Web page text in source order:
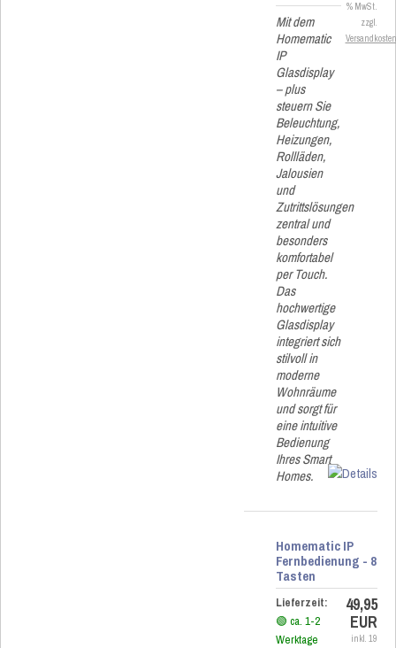
Mit dem
Homematic
IP
Glasdisplay
– plus
steuern Sie
Beleuchtung,
Heizungen,
Rollläden,
Jalousien
und
Zutrittslösungen
zentral und
besonders
komfortabel
per Touch.
Das
hochwertige
Glasdisplay
integriert sich
stilvoll in
moderne
Wohnräume
und sorgt für
eine intuitive
Bedienung
Ihres Smart
Homes.
% MwSt.
zzgl.
Versandkosten
Homematic IP
Fernbedienung - 8
Tasten
Lieferzeit:
🟢 ca. 1-2
Werktage
49,95
EUR
inkl. 19